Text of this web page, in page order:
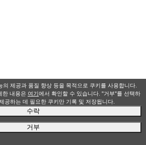
의 제공과 품질 향상 등을 목적으로 쿠키를 사용합니다.
한 내용은 여기에서 확인할 수 있습니다. "거부"를 선택하
공하는 데 필요한 쿠키만 기록 및 저장됩니다.
수락
거부